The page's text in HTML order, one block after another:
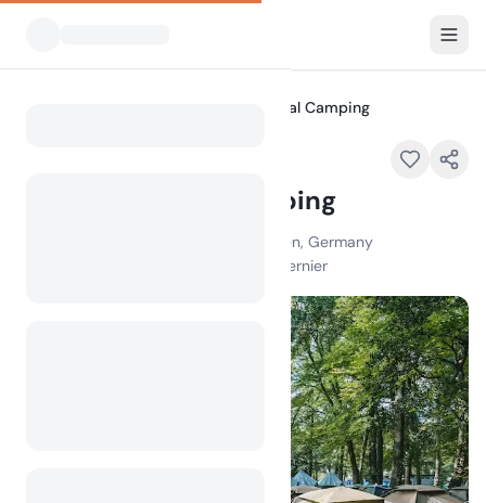
Munich Central Camping
Munich Central Camping
Zentralländstraße 49, 81379 München, Germany
vues au cours du mois dernier